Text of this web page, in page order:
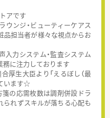
アです
ウンジ・ビューティーケアス
品担当者が様々な視点からお
入力システム・監査システム
務に注力しております
厚生大臣より「えるぼし（最
います☆
の応需枚数は調剤併設ドラ
られずスキルが落ちる心配も